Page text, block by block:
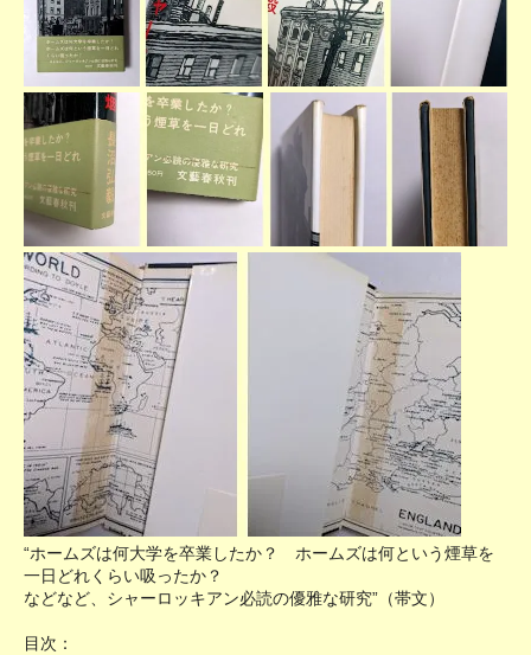
“ホームズは何大学を卒業したか？ ホームズは何という煙草を
一日どれくらい吸ったか？
などなど、シャーロッキアン必読の優雅な研究”（帯文）
目次：